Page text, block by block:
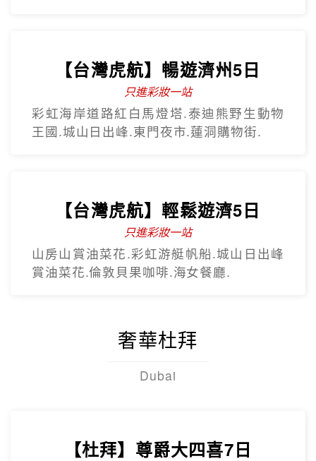
【台灣虎航】暢遊濟州5日
只進彩妝一站
彩虹海岸道路紅白馬燈塔.泰迪熊野生動物
王國.城山日出峰.東門夜市.蓮洞購物街.
【台灣虎航】輕鬆遊濟5日
只進彩妝一站
山房山賞油菜花.彩虹游艇帆船.城山日出峰
賞油菜花.倫敦貝果咖啡.海女餐廳.
奢華杜拜
Dubai
【杜拜】尊爵大四喜7日